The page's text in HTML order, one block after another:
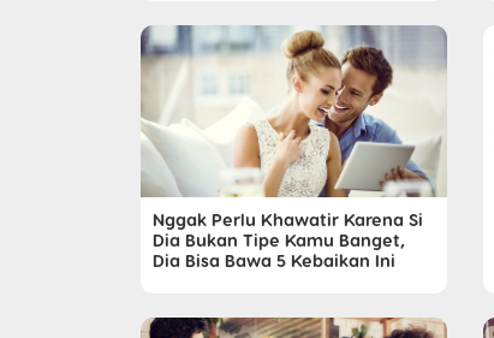
Nggak Perlu Khawatir Karena Si
Dia Bukan Tipe Kamu Banget,
Dia Bisa Bawa 5 Kebaikan Ini